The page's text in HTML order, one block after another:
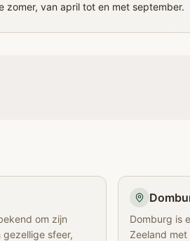
zomer, van april tot en met september.
om zijn
sfeer,
Domburg is
Zeeland met